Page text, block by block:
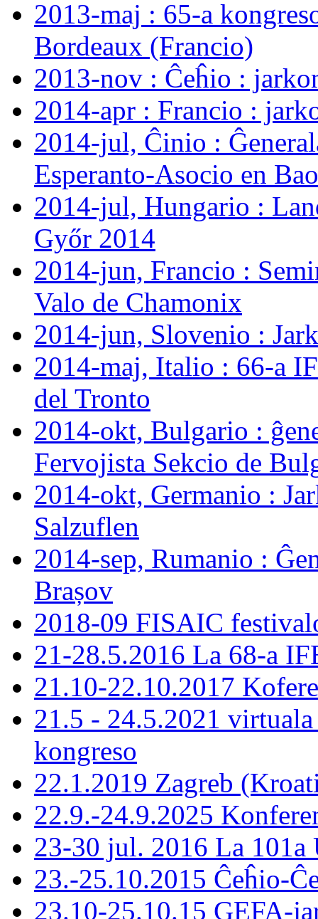
2013-maj : 65-a
Bordeaux (Francio)
2013-nov : Ĉeĥio :
2014-apr : Francio :
2014-jul, Ĉinio :
Esperanto-Asocio en
2014-jul, Hungario :
Győr 2014
2014-jun, Francio :
Valo de Chamonix
2014-jun, Slovenio :
2014-maj, Italio : 66-a
del Tronto
2014-okt, Bulgario :
Fervojista Sekcio de
2014-okt, Germanio :
Salzuflen
2014-sep, Rumanio :
Brașov
2018-09 FISAIC
21-28.5.2016 La 68-a
21.10-22.10.2017
21.5 - 24.5.2021
kongreso
22.1.2019 Zagreb
22.9.-24.9.2025
23-30 jul. 2016 La
23.-25.10.2015 Ĉeĥio-
23.10-25.10.15 GEFA-